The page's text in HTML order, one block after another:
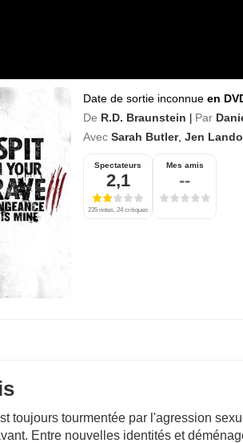
Date de sortie inconnue en
De R.D. Braunstein | Par
Avec Sarah Butler, Jen
Spectateurs
2,1
235 notes, 24 critiques
Mes amis
--
toujours tourmentée par l'agression
Entre nouvelles identités et